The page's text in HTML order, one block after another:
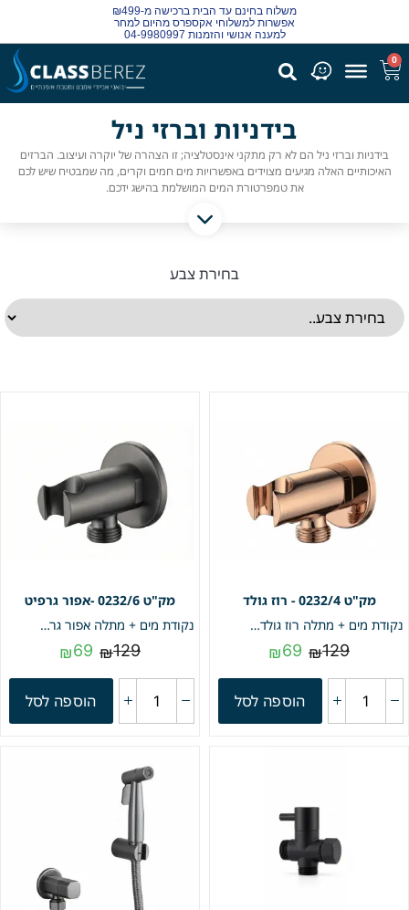
משלוח בחינם עד הבית ברכישה מ-₪499
אפשרות למשלוחי אקספרס מהיום למחר
למענה אנושי והזמנות 04-9980997
0
בידניות וברזי ניל
בידניות וברזי ניל הם לא רק מתקני אינסטלציה; זו הצהרה של יוקרה ועיצוב. הברזים
האיכותיים האלה מגיעים מצוידים באפשרויות מים חמים וקרים, מה שמבטיח שיש לכם
את טמפרטורת המים המושלמת בהישג ידכם.
בחירת צבע
0232/4 - רוז גולד
נקודת מים + מתלה רוז גולד מק"ט 0232/4
₪129
₪69
הוספה לסל
0232/6 -אפור גרפיט
נקודת מים + מתלה אפור גרפיט מק"ט 0232/6
₪129
₪69
הוספה לסל